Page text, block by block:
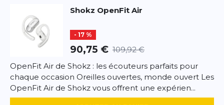
Shokz OpenFit Air
- 17 %
90,75 € 109,92 €
OpenFit Air de Shokz : les écouteurs parfaits pour
chaque occasion Oreilles ouvertes, monde ouvert Les
OpenFit Air de Shokz vous offrent une expérien...